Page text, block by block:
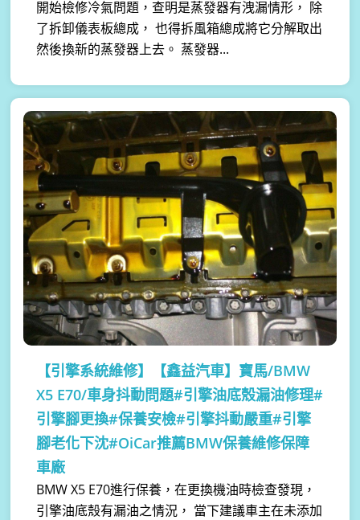
開始檢修冷氣問題，查明是蒸發器有洩漏情形， 除
了拆卸儀表板總成， 也得拆風箱總成將它分解取出
然後換新的蒸發器上去。 蒸發器...
【引擎系統維修】
【鑫益汽車】寶馬/BMW
X5 E70/車身抖動問題#引擎油底殼漏油修理#
引擎腳更換#保養安檢#引擎抖動嚴重#引擎
腳老化下沈#OiCar推薦BMW保養維修保障
車廠
BMW X5 E70進行保養，在更換機油時檢查發現，
引擎油底殼有漏油之情況， 當下建議車主在未添加